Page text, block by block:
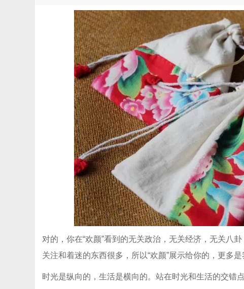
对的，你在“欢颜”看到的无关政治，无关经济，无关八
关注和着迷的东西很多，所以“欢颜”展示给你的，更多
时光是纵向的，生活是横向的。站在时光和生活的交错